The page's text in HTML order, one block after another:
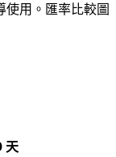
使用。匯率比較圖
天